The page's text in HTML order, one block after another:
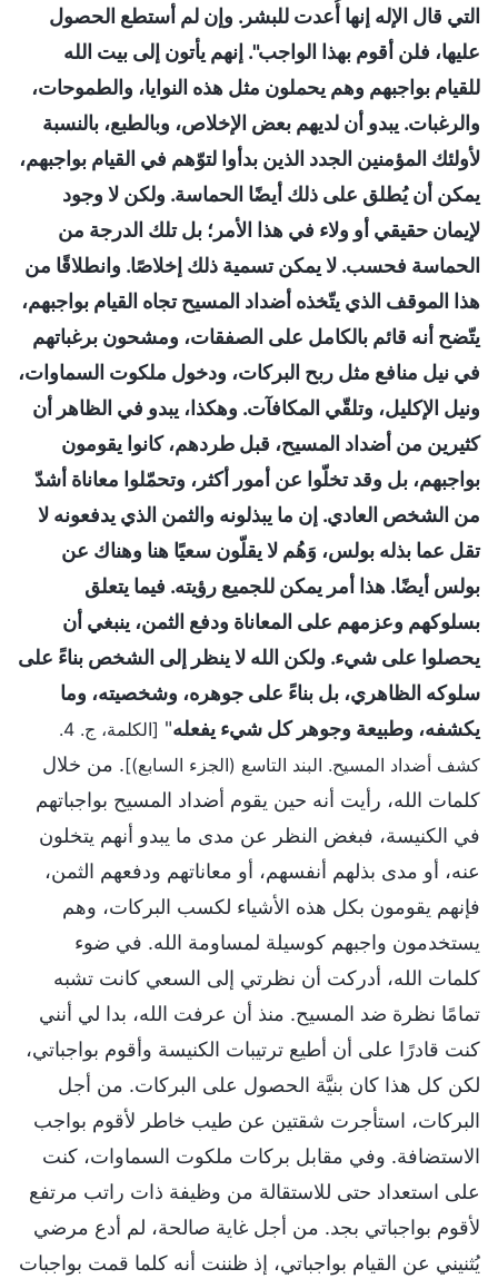
التي قال الإله إنها أُعدت للبشر. وإن لم أستطع الحصول
عليها، فلن أقوم بهذا الواجب". إنهم يأتون إلى بيت الله
للقيام بواجبهم وهم يحملون مثل هذه النوايا، والطموحات،
والرغبات. يبدو أن لديهم بعض الإخلاص، وبالطبع، بالنسبة
لأولئك المؤمنين الجدد الذين بدأوا لتوّهم في القيام بواجبهم،
يمكن أن يُطلق على ذلك أيضًا الحماسة. ولكن لا وجود
لإيمان حقيقي أو ولاء في هذا الأمر؛ بل تلك الدرجة من
الحماسة فحسب. لا يمكن تسمية ذلك إخلاصًا. وانطلاقًا من
هذا الموقف الذي يتّخذه أضداد المسيح تجاه القيام بواجبهم،
يتّضح أنه قائم بالكامل على الصفقات، ومشحون برغباتهم
في نيل منافع مثل ربح البركات، ودخول ملكوت السماوات،
ونيل الإكليل، وتلقّي المكافآت. وهكذا، يبدو في الظاهر أن
كثيرين من أضداد المسيح، قبل طردهم، كانوا يقومون
بواجبهم، بل وقد تخلّوا عن أمور أكثر، وتحمّلوا معاناة أشدّ
من الشخص العادي. إن ما يبذلونه والثمن الذي يدفعونه لا
تقل عما بذله بولس، وَهُم لا يقلّون سعيًا هنا وهناك عن
بولس أيضًا. هذا أمر يمكن للجميع رؤيته. فيما يتعلق
بسلوكهم وعزمهم على المعاناة ودفع الثمن، ينبغي أن
يحصلوا على شيء. ولكن الله لا ينظر إلى الشخص بناءً على
سلوكه الظاهري، بل بناءً على جوهره، وشخصيته، وما
يكشفه، وطبيعة وجوهر كل شيء يفعله"
[الكلمة، ج. 4.
كشف أضداد المسيح. البند التاسع (الجزء السابع)]. من خلال
كلمات الله، رأيت أنه حين يقوم أضداد المسيح بواجباتهم
في الكنيسة، فبغض النظر عن مدى ما يبدو أنهم يتخلون
عنه، أو مدى بذلهم أنفسهم، أو معاناتهم ودفعهم الثمن،
فإنهم يقومون بكل هذه الأشياء لكسب البركات، وهم
يستخدمون واجبهم كوسيلة لمساومة الله. في ضوء
كلمات الله، أدركت أن نظرتي إلى السعي كانت تشبه
تمامًا نظرة ضد المسيح. منذ أن عرفت الله، بدا لي أنني
كنت قادرًا على أن أطيع ترتيبات الكنيسة وأقوم بواجباتي،
لكن كل هذا كان بنيَّة الحصول على البركات. من أجل
البركات، استأجرت شقتين عن طيب خاطر لأقوم بواجب
الاستضافة. وفي مقابل بركات ملكوت السماوات، كنت
على استعداد حتى للاستقالة من وظيفة ذات راتب مرتفع
لأقوم بواجباتي بجد. من أجل غاية صالحة، لم أدع مرضي
يُثنيني عن القيام بواجباتي، إذ ظننت أنه كلما قمت بواجبات